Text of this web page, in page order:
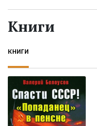
Жанры
Экранизации
Коллекции
Книги
КНИГИ